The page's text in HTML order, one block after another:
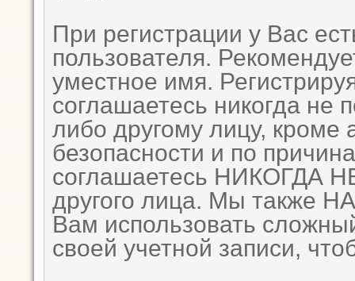
При регистрации у Вас
пользователя.
уместное имя.
соглашаетесь никогда не
либо другому лицу,
безопасности и по
соглашаетесь НИКОГДА
другого лица. Мы также
Вам использовать
своей учетной записи,